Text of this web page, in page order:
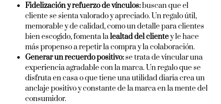
Fidelización y refuerzo de vínculos:buscan que el
cliente se sienta valorado y apreciado. Un regalo útil,
memorable y de calidad, como un detalle para clientes
bien escogido, fomenta lalealtad del clientey le hace
más propenso a repetir la compra y la colaboración.
Generar un recuerdo positivo:se trata de vincular una
experiencia agradable con la marca. Un regalo que se
disfruta en casa o que tiene una utilidad diaria crea un
anclaje positivo y constante de la marca en la mente del
consumidor.